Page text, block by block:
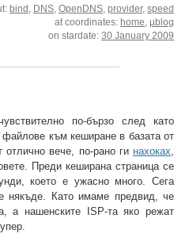
bind DNS OpenDNS provider, speed
at coordinates: home µblog
on stardate: 30 January 2009
по-бързо след като
към кеширане в базата от
отлично вече, по-рано ги нахоках,
Преди кеширана страница се
което е ужасно много. Сега
някъде. Като имаме предвид, че
а нашенските ISP-та яко режат